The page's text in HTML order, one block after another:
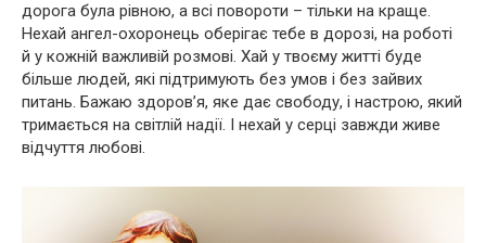
дорога була рівною, а всі повороти – тільки на краще.
Нехай ангел-охоронець оберігає тебе в дорозі, на роботі
й у кожній важливій розмові. Хай у твоєму житті буде
більше людей, які підтримують без умов і без зайвих
питань. Бажаю здоров’я, яке дає свободу, і настрою, який
тримається на світлій надії. І нехай у серці завжди живе
відчуття любові.